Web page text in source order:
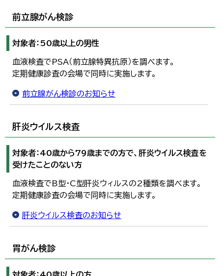
前立腺がん検診
対象者：50歳以上の男性
血液検査でPSA（前立腺特異抗原）を調べます。
定期健康診査の会場で同時に実施します。
前立腺がん検診のお知らせ
肝炎ウイルス検査
対象者：40歳から79歳までの方で、肝炎ウイルス検査を
受けたことのない方
血液検査でB型・C型肝炎ウィルスの2種類を調べます。
定期健康診査の会場で同時に実施します。
肝炎ウイルス検査のお知らせ
胃がん検診